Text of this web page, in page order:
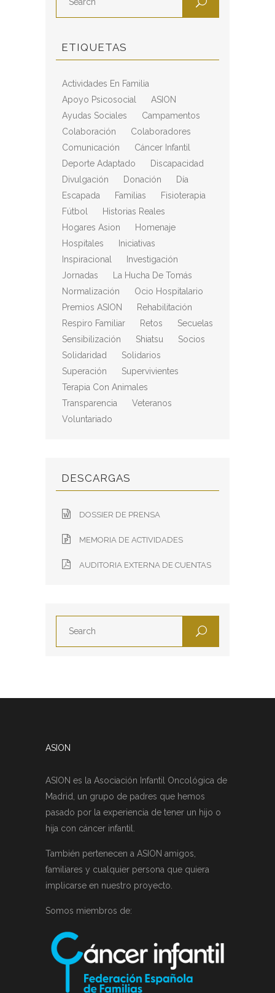
ETIQUETAS
Actividades En Familia
Apoyo Psicosocial
ASION
Ayudas Sociales
Campamentos
Colaboración
Colaboradores
Comunicación
Cáncer Infantil
Deporte Adaptado
Discapacidad
Divulgación
Donación
Día
Escapada
Familias
Fisioterapia
Fútbol
Historias Reales
Hogares Asion
Homenaje
Hospitales
Iniciativas
Inspiracional
Investigación
Jornadas
La Hucha De Tomás
Normalización
Ocio Hospitalario
Premios ASION
Rehabilitación
Respiro Familiar
Retos
Secuelas
Sensibilización
Shiatsu
Socios
Solidaridad
Solidarios
Superación
Supervivientes
Terapia Con Animales
Transparencia
Veteranos
Voluntariado
DESCARGAS
DOSSIER DE PRENSA
MEMORIA DE ACTIVIDADES
AUDITORIA EXTERNA DE CUENTAS
ASION
ASION es la Asociación Infantil Oncológica de
Madrid, un grupo de padres que hemos
pasado por la experiencia de tener un hijo o
hija con cáncer infantil.
También pertenecen a ASION amigos,
familiares y cualquier persona que quiera
implicarse en nuestro proyecto.
Somos miembros de: